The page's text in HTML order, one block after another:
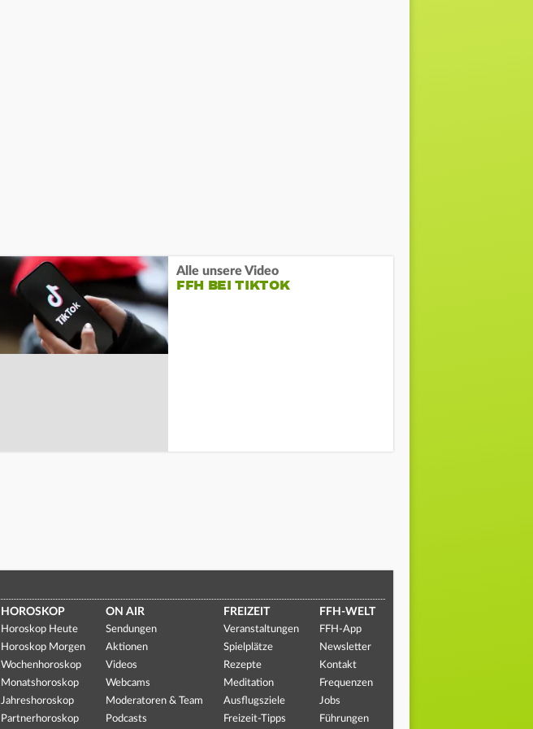
Alle unsere Video
FFH BEI TIKTOK
HOROSKOP
Horoskop Heute
Horoskop Morgen
Wochenhoroskop
Monatshoroskop
Jahreshoroskop
Partnerhoroskop
ON AIR
Sendungen
Aktionen
Videos
Webcams
Moderatoren & Team
Podcasts
FREIZEIT
Veranstaltungen
Spielplätze
Rezepte
Meditation
Ausflugsziele
Freizeit-Tipps
FFH-WELT
FFH-App
Newsletter
Kontakt
Frequenzen
Jobs
Führungen